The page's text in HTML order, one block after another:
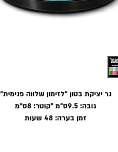
נר יציקת בטון ״לזימון שלווה פנימית״
גובה: 9.5ס״מ *קוטר: 8ס״מ
זמן בערה: 48 שעות